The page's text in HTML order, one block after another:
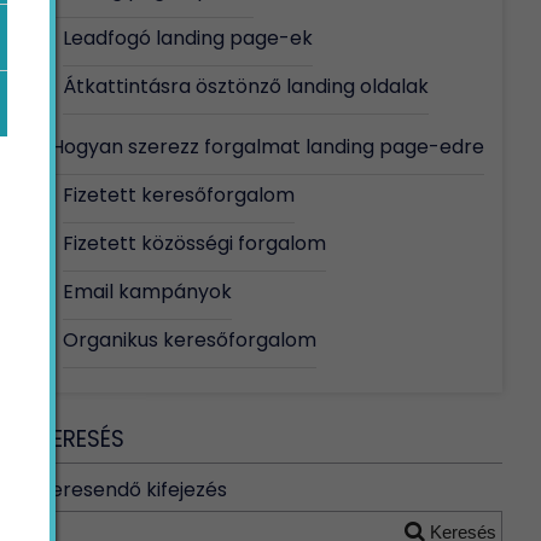
Leadfogó landing page-ek
Átkattintásra ösztönző landing oldalak
Hogyan szerezz forgalmat landing page-edre
Fizetett keresőforgalom
Fizetett közösségi forgalom
Email kampányok
Organikus keresőforgalom
KERESÉS
Keresendő kifejezés
Keresés